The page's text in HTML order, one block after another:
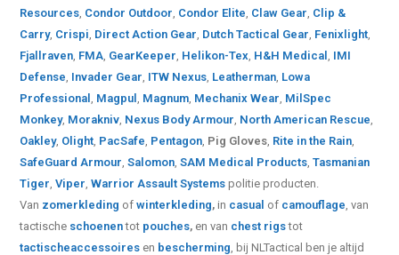
Resources, Condor Outdoor, Condor Elite, Claw Gear, Clip &
Carry, Crispi, Direct Action Gear, Dutch Tactical Gear, Fenixlight,
Fjallraven, FMA, GearKeeper, Helikon-Tex, H&H Medical, IMI
Defense, Invader Gear, ITW Nexus, Leatherman, Lowa
Professional, Magpul, Magnum, Mechanix Wear, MilSpec
Monkey, Morakniv, Nexus Body Armour, North American Rescue,
Oakley, Olight, PacSafe, Pentagon, Pig Gloves, Rite in the Rain,
SafeGuard Armour,Salomon,SAM Medical Products,Tasmanian
Tiger,Viper,Warrior Assault Systems politie producten.
Van zomerkleding ofwinterkleding, in casual of camouflage, van
tactische schoenentot pouches, en van chest rigstot
tactischeaccessoires en bescherming, bij NLTactical ben je altijd